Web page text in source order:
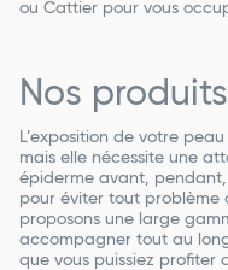
ou Cattier pour vous
Nos
L’exposition de votre
mais elle nécessite une
épiderme avant,
pour éviter tout problème
proposons une large
accompagner tout au
que vous puissiez profiter